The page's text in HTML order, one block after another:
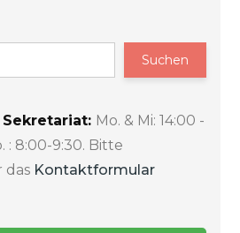
Suchen
Mo. & Mi: 14:00 -
: 8:00-9:30. Bitte
das Kontaktformular